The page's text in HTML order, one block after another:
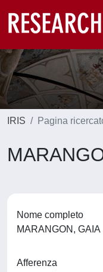
IRIS Pagina
Nome completo
MARANGON, GAIA
Afferenza